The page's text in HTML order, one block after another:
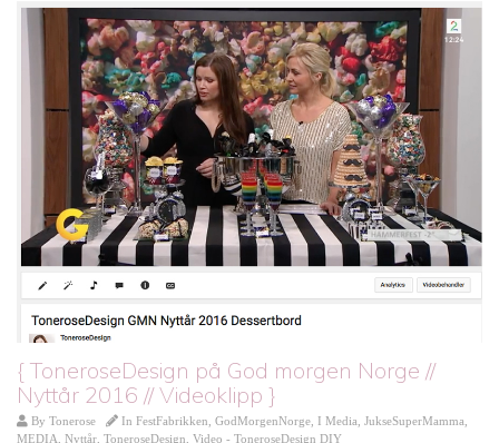
{ ToneroseDesign på God morgen Norge //
Nyttår 2016 // Videoklipp }
By Tonerose In FestFabrikken GodMorgenNorge I Media JukseSuperMamma
MEDIA Nyttår ToneroseDesign Video - ToneroseDesign DIY